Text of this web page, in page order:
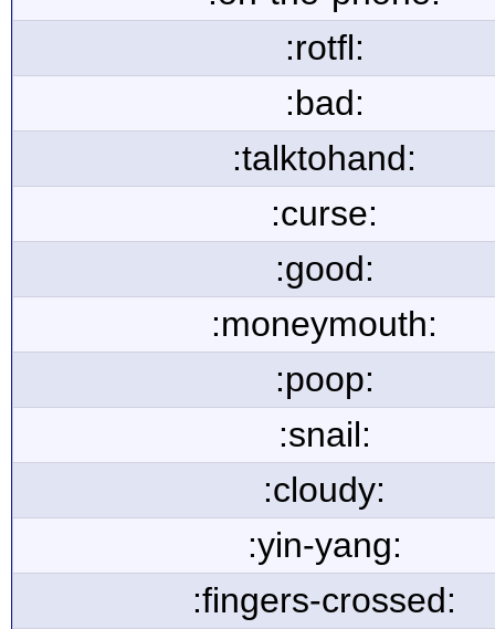
:rotfl:
:bad:
:talktohand:
:curse:
:good:
:moneymouth:
:poop:
:snail:
:cloudy:
:yin-yang:
:fingers-crossed: